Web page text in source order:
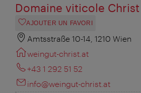
Domaine viticole Christ
AJOUTER UN FAVORI
Amtsstraße 10-14, 1210 Wien
weingut-christ.at
+43 1 292 51 52
info@weingut-christ.at